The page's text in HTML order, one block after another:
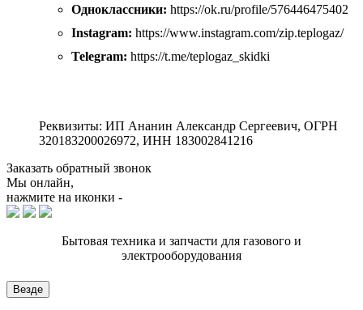
Одноклассники: https://ok.ru/profile/576446475402
Instagram: https://www.instagram.com/zip.teplogaz/
Telegram: https://t.me/teplogaz_skidki
Реквизиты: ИП Ананин Александр Сергеевич, ОГРН
320183200026972, ИНН 183002841216
Заказать обратный звонок
Мы онлайн,
нажмите на иконки -
Бытовая техника и запчасти для газового и
электрооборудования
Везде